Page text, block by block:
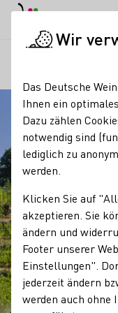
Wir
Das Deutsche
Ihnen ein
Dazu zählen
notwendig sind
lediglich zu
werden.
Klicken Sie auf
akzeptieren. Sie
ändern und
Footer unserer
Einstellungen".
jederzeit ändern
werden auch